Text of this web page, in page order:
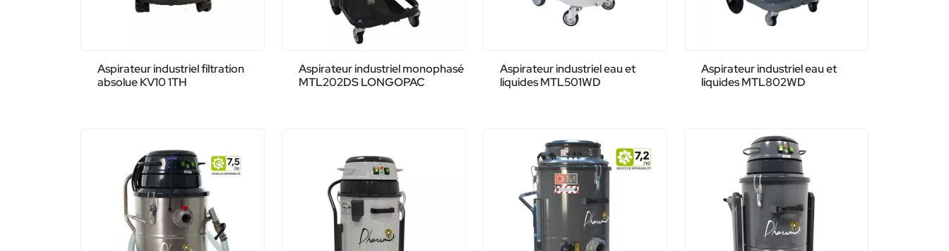
Aspirateur industriel filtration
absolue KV10 1TH
Aspirateur industriel monophasé
MTL202DS LONGOPAC
Aspirateur industriel eau et
liquides MTL501WD
Aspirateur industriel eau et
liquides MTL802WD